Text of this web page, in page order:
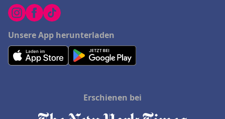
Unsere App herunterladen
Erschienen bei